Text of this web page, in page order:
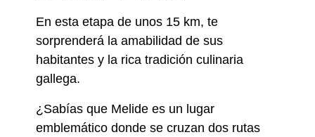
En esta etapa de unos 15 km, te
sorprenderá la amabilidad de sus
habitantes y la rica tradición culinaria
gallega.
¿Sabías que Melide es un lugar
emblemático donde se cruzan dos rutas